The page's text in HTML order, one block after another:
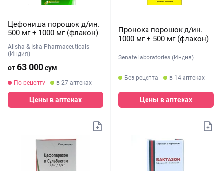
Цефониша порошок д/ин.
500 мг + 1000 мг (флакон)
Alisha & Isha Pharmaceuticals
(Индия)
от63 000сум
По рецепту в 27 аптеках
Цены в аптеках
Пронока порошок д/ин.
1000 мг + 500 мг (флакон)
Senate laboratories (Индия)
Без рецепта в 14 аптеках
Цены в аптеках